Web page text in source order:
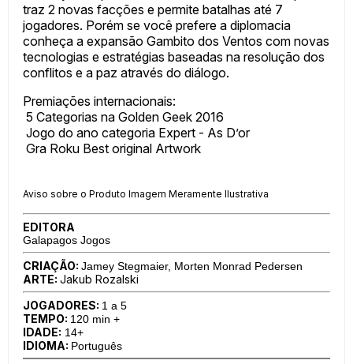
traz 2 novas facções e permite batalhas até 7
jogadores. Porém se você prefere a diplomacia
conheça a expansão Gambito dos Ventos com novas
tecnologias e estratégias baseadas na resolução dos
conflitos e a paz através do diálogo.
Premiações internacionais:
5 Categorias na Golden Geek 2016
Jogo do ano categoria Expert - As D’or
Gra Roku Best original Artwork
Aviso sobre o Produto Imagem Meramente Ilustrativa
EDITORA
Galapagos Jogos
CRIAÇÃO: Jamey Stegmaier, Morten Monrad Pedersen
ARTE: Jakub Rozalski
JOGADORES: 1 a 5
TEMPO: 120 min +
IDADE: 14+
IDIOMA: Português